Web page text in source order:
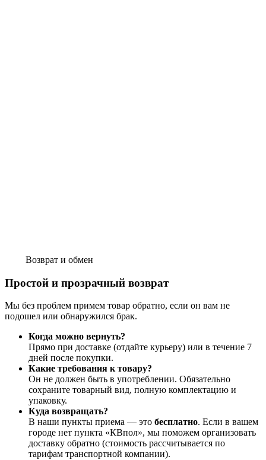
Возврат и обмен
Простой и прозрачный возврат
Мы без проблем примем товар обратно, если он вам не
подошел или обнаружился брак.
Когда можно вернуть?
Прямо при доставке (отдайте курьеру) или в течение 7
дней после покупки.
Какие требования к товару?
Он не должен быть в употреблении. Обязательно
сохраните товарный вид, полную комплектацию и
упаковку.
Куда возвращать?
В наши пункты приема — это бесплатно. Если в вашем
городе нет пункта «КВпол», мы поможем организовать
доставку обратно (стоимость рассчитывается по
тарифам транспортной компании).